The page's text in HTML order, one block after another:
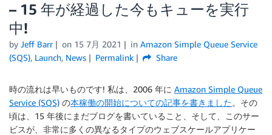
エディション
– 15 年が経過した今もキューを実行
中!
by Jeff Barr on 15 7月 2021 in Amazon Simple Queue Service
(SQS), Launch, News Permalink Share
時の流れは早いものです! 私は、2006 年に Amazon Simple Queue
Service (SQS) の本稼働の開始についての記事を書きました。その
頃は、15 年後にまだブログを書いていること、そして、このサー
ビスが、非常に多くの異なるタイプのウェブスケールアプリケー